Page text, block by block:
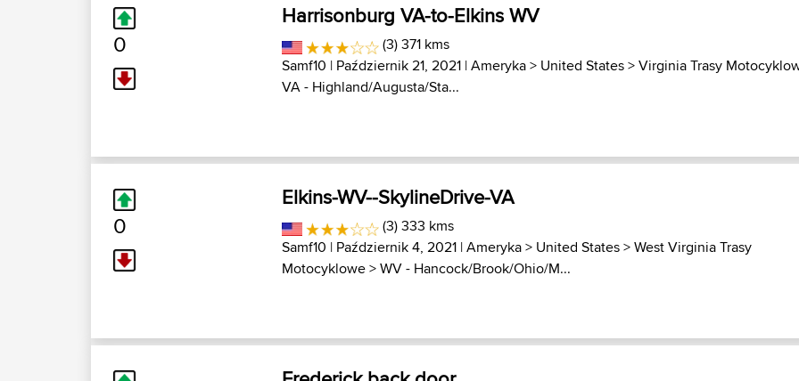
0
Harrisonburg VA-to-Elkins WV
(3) 371 kms
Samf10 | Październik 21, 2021 |Ameryka> United States>Virginia Trasy
VA - Highland/Augusta/Sta...
0
Elkins-WV--SkylineDrive-VA
(3) 333 kms
Samf10 | Październik 4, 2021 |Ameryka> United States>West Virginia Trasy
Motocyklowe>WV - Hancock/Brook/Ohio/M...